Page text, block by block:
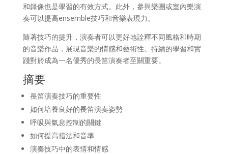
和錄像也是學習的有效方式。此外，參與樂團或室內樂演
奏可以提高ensemble技巧和音樂表現力。
隨著技巧的提升，演奏者可以更好地詮釋不同風格和時期
的音樂作品，展現音樂的情感和藝術性。持續的學習和實
踐對於成為一名優秀的長笛演奏者至關重要。
摘要
長笛演奏技巧的重要性
如何培養良好的長笛演奏姿勢
呼吸與氣息控制的關鍵
如何提高指法和音準
演奏技巧中的表情和情感